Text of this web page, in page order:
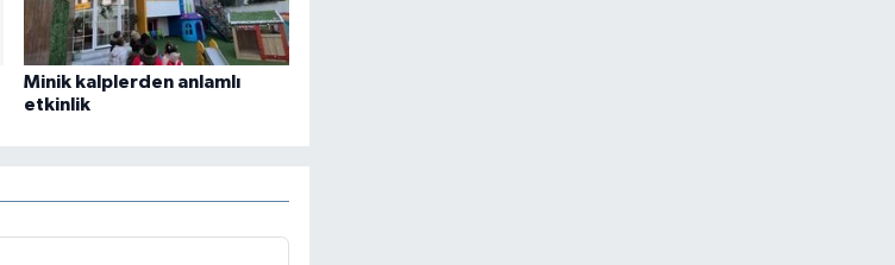
Minik kalplerden anlamlı
etkinlik